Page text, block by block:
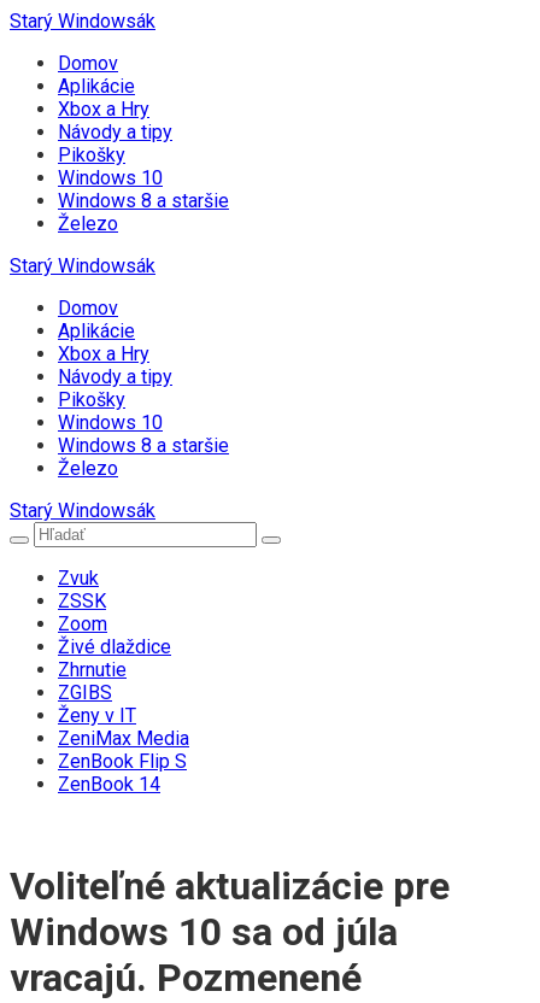
Starý Windowsák
Domov
Aplikácie
Xbox a Hry
Návody a tipy
Pikošky
Windows 10
Windows 8 a staršie
Železo
Starý Windowsák
Domov
Aplikácie
Xbox a Hry
Návody a tipy
Pikošky
Windows 10
Windows 8 a staršie
Železo
Starý Windowsák
Zvuk
ZSSK
Zoom
Živé dlaždice
Zhrnutie
ZGIBS
Ženy v IT
ZeniMax Media
ZenBook Flip S
ZenBook 14
Voliteľné aktualizácie pre
Windows 10 sa od júla
vracajú. Pozmenené